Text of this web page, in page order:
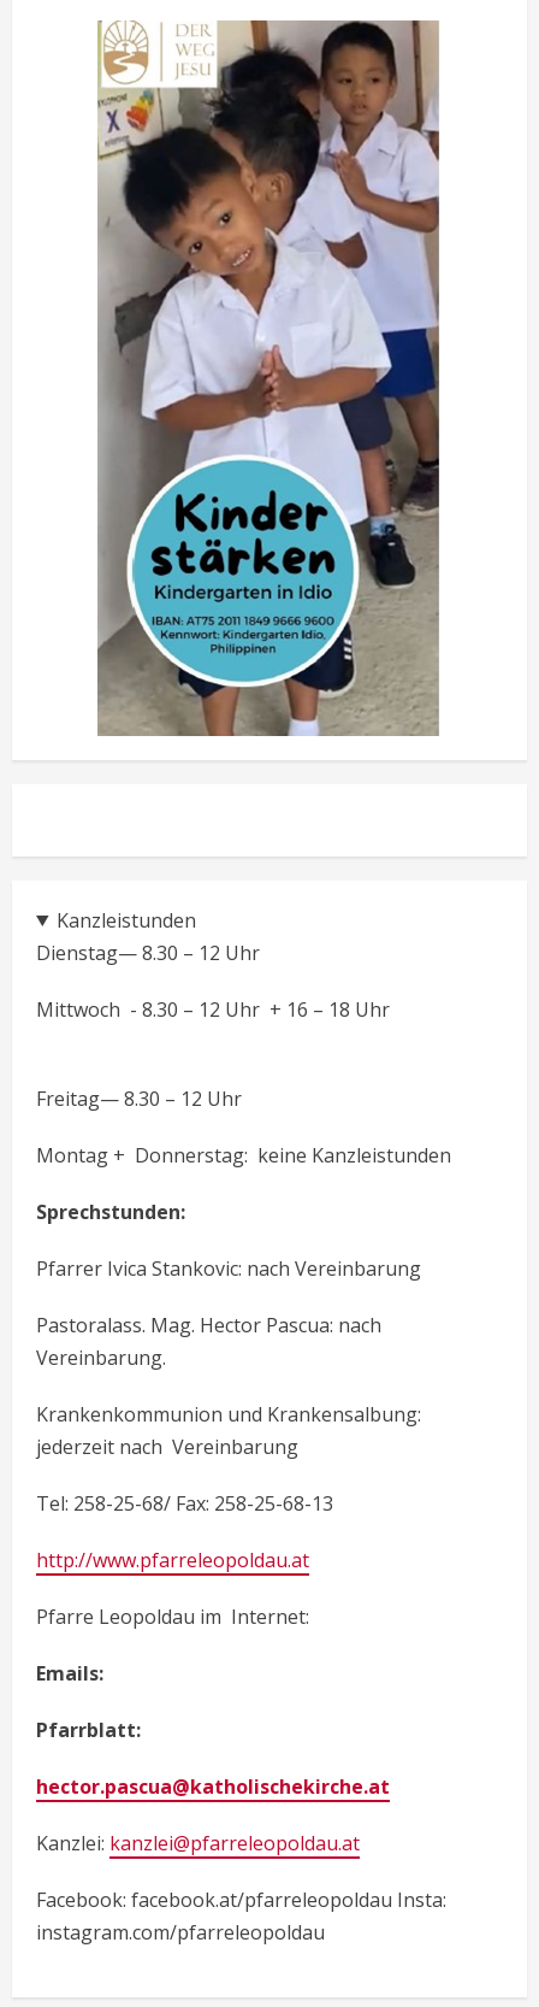
Kanzleistunden
Dienstag— 8.30 – 12 Uhr
Mittwoch - 8.30 – 12 Uhr + 16 – 18 Uhr
Freitag— 8.30 – 12 Uhr
Montag + Donnerstag: keine Kanzleistunden
Sprechstunden:
Pfarrer Ivica Stankovic: nach Vereinbarung
Pastoralass. Mag. Hector Pascua: nach
Vereinbarung.
Krankenkommunion und Krankensalbung:
jederzeit nach Vereinbarung
Tel: 258-25-68/ Fax: 258-25-68-13
http://www.pfarreleopoldau.at
Pfarre Leopoldau im Internet:
Emails:
Pfarrblatt:
hector.pascua@katholischekirche.at
Kanzlei: kanzlei@pfarreleopoldau.at
Facebook: facebook.at/pfarreleopoldau Insta:
instagram.com/pfarreleopoldau